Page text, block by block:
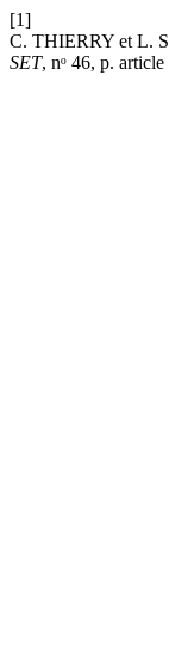
[1]
C. THIERRY et L.
SET, nᵒ 46, p.